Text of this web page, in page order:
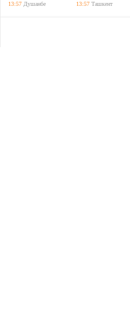
13:57 Душанбе
13:57 Ташкент